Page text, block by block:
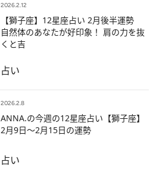
2026.2.12
【獅子座】12星座占い 2月後半運勢
自然体のあなたが好印象！ 肩の力を抜
くと吉
占い
2026.2.8
ANNA.の今週の12星座占い【獅子座】
2月9日～2月15日の運勢
占い